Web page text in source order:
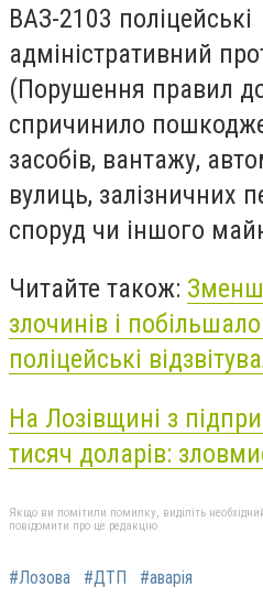
ВАЗ-2103
адміністративний
(Порушення правил
спричинило
засобів, вантажу,
вулиць, залізничних
споруд чи іншого
Читайте також:
злочинів і
поліцейські
На Лозівщині з
тисяч доларів:
Якщо ви помітили помилку, виділіть
повідомити про це редакцію
#Лозова #ДТП #аварія